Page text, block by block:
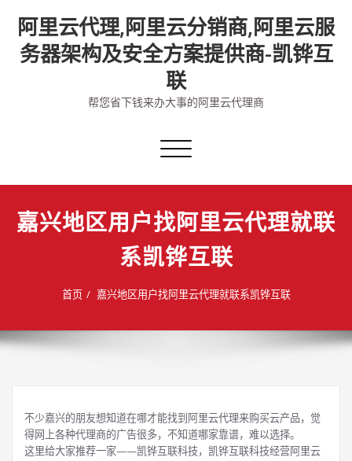
content
阿里云代理,阿里云分销商,阿里云服
务器架构及安全方案提供商-凯铧互
联
帮您省下钱来办大事的阿里云代理商
切
导
嘉兴地区用户找阿里云代理就联
系凯铧互联
首页 嘉兴地区用户找阿里云代理就联系凯铧互联
不少嘉兴的朋友想知道在哪才能找到阿里云代理来购买云产品，觉
得网上各种代理商的广告很多，不知道哪家靠谱，难以选择。
这里给大家推荐一家——凯铧互联科技，凯铧互联科技经营阿里云